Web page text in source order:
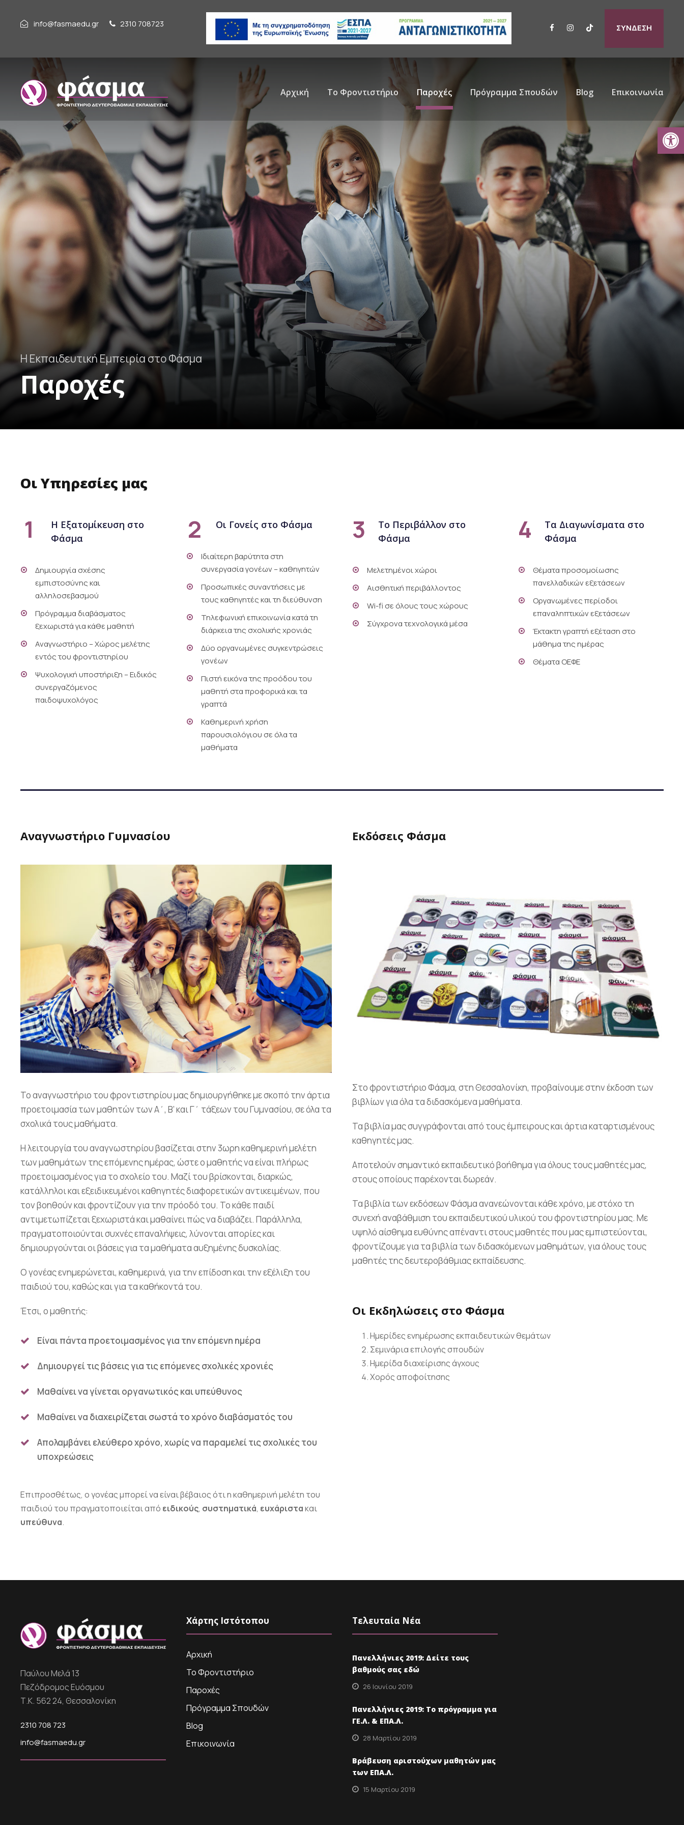
Ανοίξτε τη γραμμή εργαλείων
info@fasmaedu.gr 2310 708723 ΣΥΝΔΕΣΗ
Αρχική Το Φροντιστήριο Παροχές Πρόγραμμα Σπουδών Blog Επικοινωνία
Η Εκπαιδευτική Εμπειρία στο Φάσμα
Παροχές
Οι Υπηρεσίες μας
1
Η Εξατομίκευση στο
Φάσμα
Δημιουργία σχέσης
εμπιστοσύνης και
αλληλοσεβασμού
Πρόγραμμα διαβάσματος
ξεχωριστά για κάθε μαθητή
Αναγνωστήριο – Χώρος μελέτης
εντός του φροντιστηρίου
Ψυχολογική υποστήριξη – Ειδικός
συνεργαζόμενος
παιδοψυχολόγος
2 Οι Γονείς στο Φάσμα
Ιδιαίτερη βαρύτητα στη
συνεργασία γονέων – καθηγητών
Προσωπικές συναντήσεις με
τους καθηγητές και τη διεύθυνση
Τηλεφωνική επικοινωνία κατά τη
διάρκεια της σχολικής χρονιάς
Δύο οργανωμένες συγκεντρώσεις
γονέων
Πιστή εικόνα της προόδου του
μαθητή στα προφορικά και τα
γραπτά
Καθημερινή χρήση
παρουσιολόγιου σε όλα τα
μαθήματα
3
Το Περιβάλλον στο
Φάσμα
Μελετημένοι χώροι
Αισθητική περιβάλλοντος
Wi-fi σε όλους τους χώρους
Σύγχρονα τεχνολογικά μέσα
4
Τα Διαγωνίσματα στο
Φάσμα
Θέματα προσομοίωσης
πανελλαδικών εξετάσεων
Οργανωμένες περίοδοι
επαναληπτικών εξετάσεων
Έκτακτη γραπτή εξέταση στο
μάθημα της ημέρας
Θέματα ΟΕΦΕ
Αναγνωστήριο Γυμνασίου
Το αναγνωστήριο του φροντιστηρίου μας δημιουργήθηκε με σκοπό την άρτια
προετοιμασία των μαθητών των Α΄, Β’ και Γ΄ τάξεων του Γυμνασίου, σε όλα τα
σχολικά τους μαθήματα.
Η λειτουργία του αναγνωστηρίου βασίζεται στην 3ωρη καθημερινή μελέτη
των μαθημάτων της επόμενης ημέρας, ώστε ο μαθητής να είναι πλήρως
προετοιμασμένος για το σχολείο του. Μαζί του βρίσκονται, διαρκώς,
κατάλληλοι και εξειδικευμένοι καθηγητές διαφορετικών αντικειμένων, που
τον βοηθούν και φροντίζουν για την πρόοδό του. Το κάθε παιδί
αντιμετωπίζεται ξεχωριστά και μαθαίνει πώς να διαβάζει. Παράλληλα,
πραγματοποιούνται συχνές επαναλήψεις, λύνονται απορίες και
δημιουργούνται οι βάσεις για τα μαθήματα αυξημένης δυσκολίας.
Ο γονέας ενημερώνεται, καθημερινά, για την επίδοση και την εξέλιξη του
παιδιού του, καθώς και για τα καθήκοντά του.
Έτσι, ο μαθητής:
Είναι πάντα προετοιμασμένος για την επόμενη ημέρα
Δημιουργεί τις βάσεις για τις επόμενες σχολικές χρονιές
Μαθαίνει να γίνεται οργανωτικός και υπεύθυνος
Μαθαίνει να διαχειρίζεται σωστά το χρόνο διαβάσματός του
Απολαμβάνει ελεύθερο χρόνο, χωρίς να παραμελεί τις σχολικές του
υποχρεώσεις
Επιπροσθέτως, ο γονέας μπορεί να είναι βέβαιος ότι η καθημερινή μελέτη του
παιδιού του πραγματοποιείται από ειδικούς, συστηματικά, ευχάριστακαι
υπεύθυνα.
Εκδόσεις Φάσμα
Στο φροντιστήριο Φάσμα, στη Θεσσαλονίκη, προβαίνουμε στην έκδοση των
βιβλίων για όλα τα διδασκόμενα μαθήματα.
Τα βιβλία μας συγγράφονται από τους έμπειρους και άρτια καταρτισμένους
καθηγητές μας.
Αποτελούν σημαντικό εκπαιδευτικό βοήθημα για όλους τους μαθητές μας,
στους οποίους παρέχονται δωρεάν.
Τα βιβλία των εκδόσεων Φάσμα ανανεώνονται κάθε χρόνο, με στόχο τη
συνεχή αναβάθμιση του εκπαιδευτικού υλικού του φροντιστηρίου μας. Με
υψηλό αίσθημα ευθύνης απέναντι στους μαθητές που μας εμπιστεύονται,
φροντίζουμε για τα βιβλία των διδασκόμενων μαθημάτων, για όλους τους
μαθητές της δευτεροβάθμιας εκπαίδευσης.
Οι Εκδηλώσεις στο Φάσμα
Ημερίδες ενημέρωσης εκπαιδευτικών θεμάτων
Σεμινάρια επιλογής σπουδών
Ημερίδα διαχείρισης άγχους
Χορός αποφοίτησης
Παύλου Μελά 13
Πεζόδρομος Ευόσμου
Τ.Κ. 562 24, Θεσσαλονίκη
2310 708 723
info@fasmaedu.gr
Χάρτης Ιστότοπου
Αρχική
Το Φροντιστήριο
Παροχές
Πρόγραμμα Σπουδών
Blog
Επικοινωνία
Τελευταία Νέα
Πανελλήνιες 2019: Δείτε τους
βαθμούς σας εδώ
26 Ιουνίου 2019
Πανελλήνιες 2019: Το πρόγραμμα για
ΓΕ.Λ. & ΕΠΑ.Λ.
28 Μαρτίου 2019
Βράβευση αριστούχων μαθητών μας
των ΕΠΑ.Λ.
15 Μαρτίου 2019